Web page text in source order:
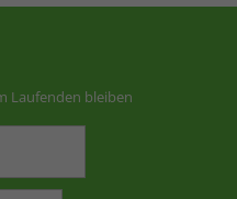
Laufenden bleiben